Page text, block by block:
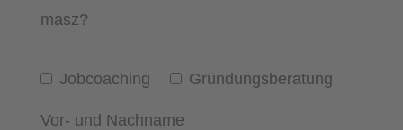
masz?
Jobcoaching Gründungsberatung
Vor- und Nachname